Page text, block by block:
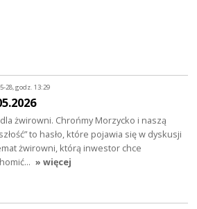
28, godz. 13:29
dla żwirowni. Chrońmy Morzycko i naszą
to hasło, które pojawia się w dyskusji
żwirowni, którą inwestor chce
» więcej